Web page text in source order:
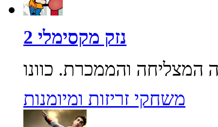
נזק מקסימלי 2
משחקי זריזות ומיומנות